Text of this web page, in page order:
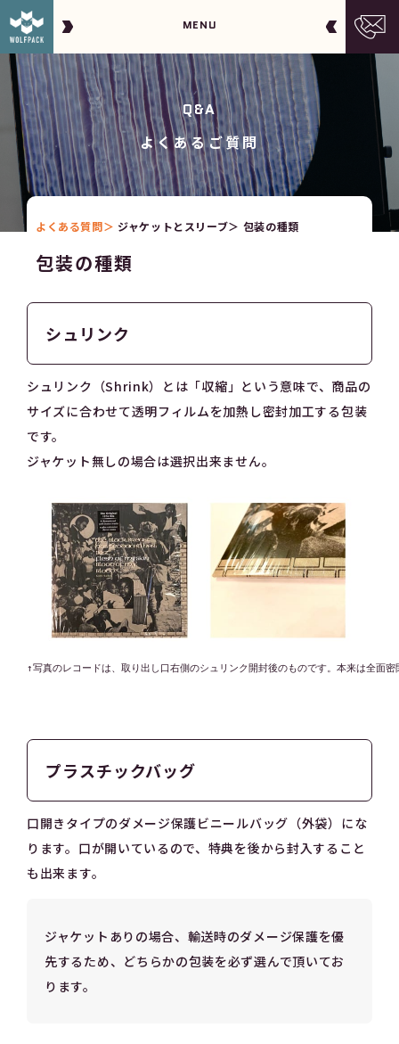
MENU
Q&A
よくあるご質問
よくある質問 ジャケットとスリーブ 包装の種類
包装の種類
シュリンク
シュリンク（Shrink）とは「収縮」という意味で、商品の
サイズに合わせて透明フィルムを加熱し密封加工する包装
です。
ジャケット無しの場合は選択出来ません。
↑写真のレコードは、取り出し口右側のシュリンク開封後のものです。本来は全面密
プラスチックバッグ
口開きタイプのダメージ保護ビニールバッグ（外袋）にな
ります。口が開いているので、特典を後から封入すること
も出来ます。
ジャケットありの場合、輸送時のダメージ保護を優
先するため、どちらかの包装を必ず選んで頂いてお
ります。